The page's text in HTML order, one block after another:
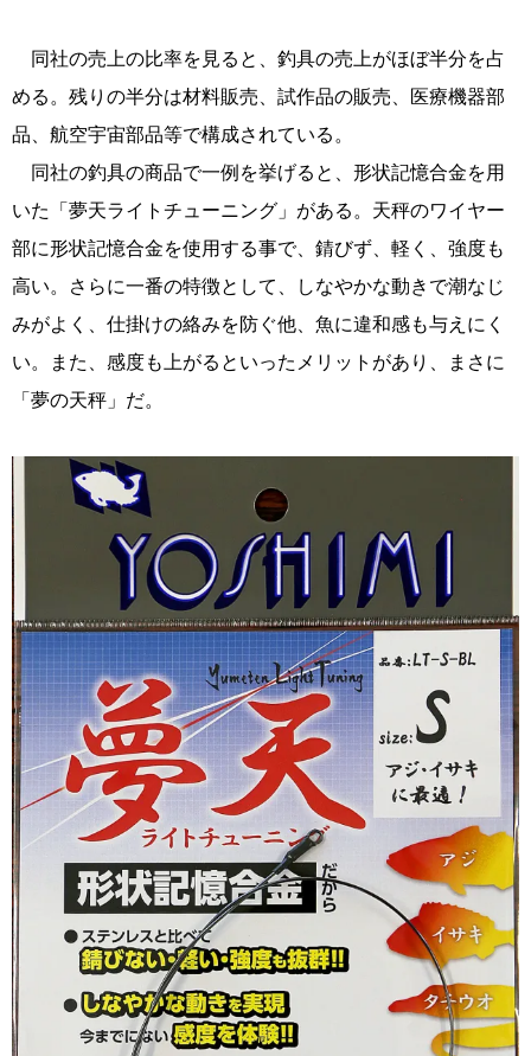
同社の売上の比率を見ると、釣具の売上がほぼ半分を占
める。残りの半分は材料販売、試作品の販売、医療機器部
品、航空宇宙部品等で構成されている。
同社の釣具の商品で一例を挙げると、形状記憶合金を用
いた「夢天ライトチューニング」がある。天秤のワイヤー
部に形状記憶合金を使用する事で、錆びず、軽く、強度も
高い。さらに一番の特徴として、しなやかな動きで潮なじ
みがよく、仕掛けの絡みを防ぐ他、魚に違和感も与えにく
い。また、感度も上がるといったメリットがあり、まさに
「夢の天秤」だ。